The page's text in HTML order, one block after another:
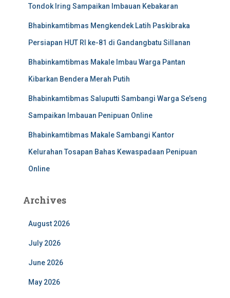
Tondok Iring Sampaikan Imbauan Kebakaran
Bhabinkamtibmas Mengkendek Latih Paskibraka
Persiapan HUT RI ke-81 di Gandangbatu Sillanan
Bhabinkamtibmas Makale Imbau Warga Pantan
Kibarkan Bendera Merah Putih
Bhabinkamtibmas Saluputti Sambangi Warga Se’seng
Sampaikan Imbauan Penipuan Online
Bhabinkamtibmas Makale Sambangi Kantor
Kelurahan Tosapan Bahas Kewaspadaan Penipuan
Online
Archives
August 2026
July 2026
June 2026
May 2026